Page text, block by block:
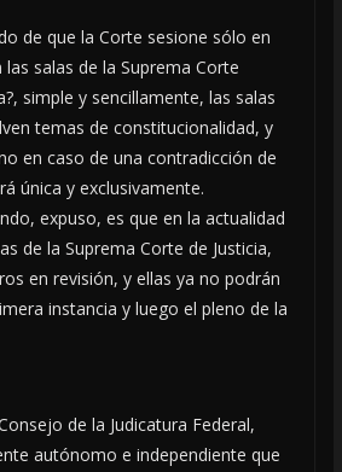
de que la Corte sesione sólo en
salas de la Suprema Corte
simple y sencillamente, las salas
temas de constitucionalidad, y
en caso de una contradicción de
única y exclusivamente.
expuso, es que en la actualidad
de la Suprema Corte de Justicia,
en revisión, y ellas ya no podrán
instancia y luego el pleno de la
de la Judicatura Federal,
autónomo e independiente que